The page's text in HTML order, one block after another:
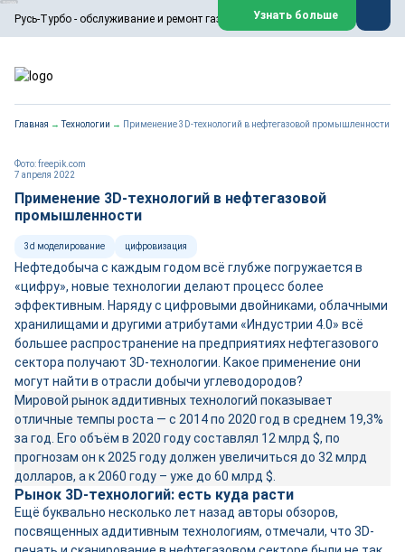
Русь-Турбо - обслуживание и ремонт газовых паровых турбин
ООО «Русь-Турбо» занимается сервисом газовых и паровых
турбин, комплексным ремонтом, восстановлением,
техническим обслуживанием оборудования ТЭС,
работают на нефтегазовых, нефтехимических,
металлургических и других предприятиях.
Реклама. ООО «Русь-Турбо», ИНН 7802588950
Узнать больше
Главная →Технологии → Применение 3D-технологий в нефтегазовой промышленности
7 апреля 2022
Фото: freepik.com
Применение 3D-технологий в нефтегазовой
промышленности
3d моделирование цифровизация
Нефтедобыча с каждым годом всё глубже погружается в
«цифру», новые технологии делают процесс более
эффективным. Наряду с цифровыми двойниками, облачными
хранилищами и другими атрибутами «Индустрии 4.0» всё
большее распространение на предприятиях нефтегазового
сектора получают 3D-технологии. Какое применение они
могут найти в отрасли добычи углеводородов?
Мировой рынок аддитивных технологий показывает
отличные темпы роста — с 2014 по 2020 год в среднем 19,3%
за год. Его объём в 2020 году составлял 12 млрд $, по
прогнозам он к 2025 году должен увеличиться до 32 млрд
долларов, а к 2060 году – уже до 60 млрд $.
Рынок 3D-технологий: есть куда расти
Ещё буквально несколько лет назад авторы обзоров,
посвященных аддитивным технологиям, отмечали, что 3D-